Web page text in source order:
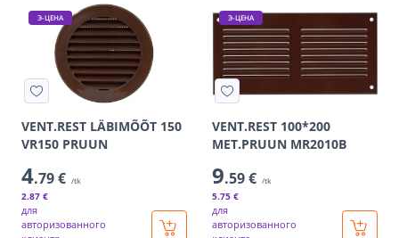
Э-ЦЕНА
VENT.REST LÄBIMÕÕT 150
VR150 PRUUN
4.79 € /tk
2.87 €
для
авторизованного
Э-ЦЕНА
VENT.REST 100*200
MET.PRUUN MR2010B
9.59 € /tk
5.75 €
для
авторизованного